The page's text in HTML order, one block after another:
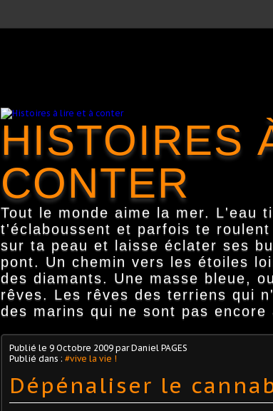
HISTOIRES
CONTER
Tout le monde aime la mer. L'eau
t'éclaboussent et parfois te
sur ta peau et laisse éclater ses
pont. Un chemin vers les étoiles
des diamants. Une masse bleue,
rêves. Les rêves des terriens qui
des marins qui ne sont pas encore
Publié le 9 Octobre 2009 par Daniel PAGES
Publié dans : #vive la vie !
Dépénaliser le